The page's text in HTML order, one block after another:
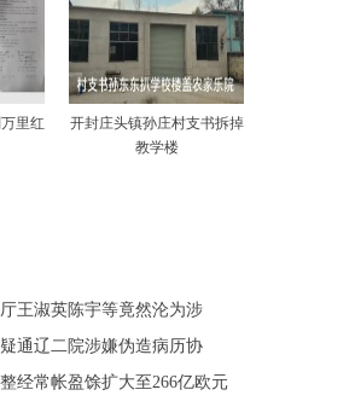
里红
开封庄头镇孙庄村支书拆掉
教学楼
王淑英陈宇等竟然沦为涉
通辽二院涉嫌伪造病历协
经常帐盈馀扩大至266亿欧元